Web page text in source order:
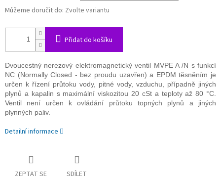
Můžeme doručit do: Zvolte variantu
Přidat do košíku
Dvoucestný nerezový elektromagnetický ventil MVPE A /N s funkcí
NC (Normally Closed - bez proudu uzavřen) a EPDM těsněním je
určen k řízení průtoku vody, pitné vody, vzduchu, případně jiných
plynů a kapalin s maximální viskozitou 20 cSt a teploty až 80 °C.
Ventil není určen k ovládání průtoku topných plynů a jiných
plynných paliv.
Detailní informace
ZEPTAT SE SDÍLET